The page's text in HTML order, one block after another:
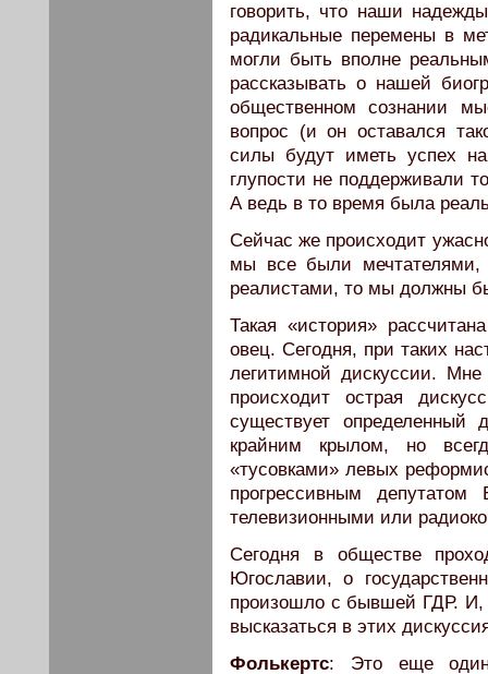
говорить, что наши
радикальные перемены в
могли быть вполне
рассказывать о нашей
общественном сознании
вопрос (и он оставался
силы будут иметь успех
глупости не поддерживали
А ведь в то время была
Сейчас же происходит
мы все были
реалистами, то мы должны
Такая «история»
овец. Сегодня, при таких
легитимной дискуссии.
происходит острая
существует определенный
крайним крылом, но
«тусовками» левых
прогрессивным депутатом
телевизионными или
Сегодня в обществе
Югославии, о
произошло с бывшей ГДР.
высказаться в этих
Фолькертс: Это еще один